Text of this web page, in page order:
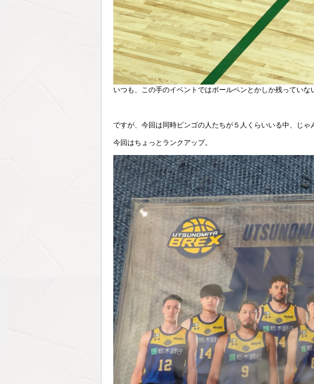
いつも、この手のイベントではボールペンとかしか残ってい
ですが、今回は同時ビンゴの人たちが５人くらいいる中、じゃ
今回はちょっとランクアップ。